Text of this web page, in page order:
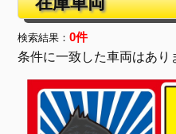
検索結果：0件
条件に一致した車両はあり